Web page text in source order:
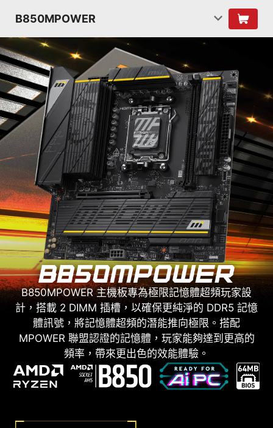
B850MPOWER
B850MPOWER 主機板專為極限記憶體超頻玩家設
計，搭載 2 DIMM 插槽，以確保更純淨的 DDR5 記憶
體訊號，將記憶體超頻的潛能推向極限。搭配
MPOWER 聯盟認證的記憶體，玩家能夠達到更高的
頻率，帶來更出色的效能體驗。